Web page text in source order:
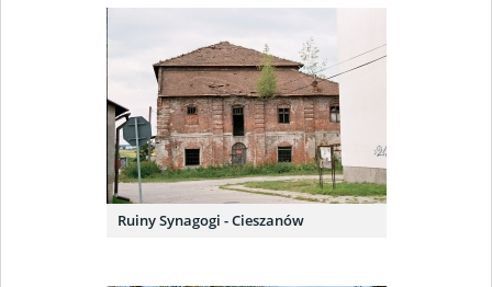
Ruiny Synagogi - Cieszanów